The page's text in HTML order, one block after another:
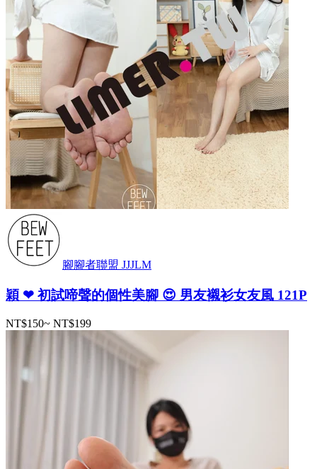
腳腳者聯盟 JJJLM
穎 ❤ 初試啼聲的個性美腳 😍 男友襯衫女友風 121P
NT$150~ NT$199